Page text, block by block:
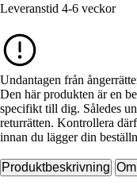
Leveranstid 4-6 veckor
Undantagen från
Den här produkten är en
specifikt till dig. Således
returrätten. Kontrollera
innan du lägger din
Produktbeskrivning